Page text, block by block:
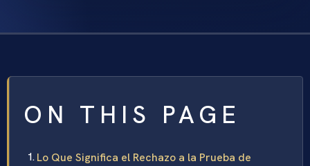
ON THIS PAGE
Lo Que Significa el Rechazo a la Prueba de